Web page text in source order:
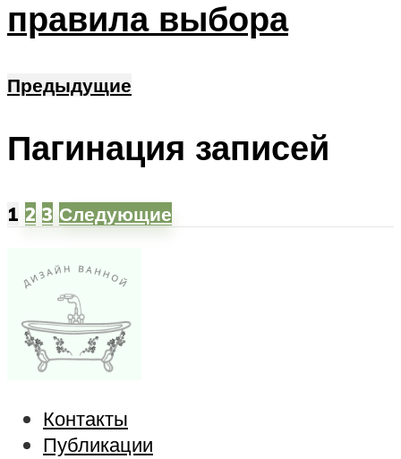
правила выбора
Предыдущие
Пагинация записей
1 2 3 Следующие
Контакты
Публикации